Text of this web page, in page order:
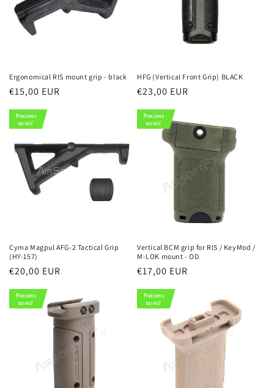
:
Ergonomical RIS mount grip - black
Parastā
€15,00 EUR
HFG (Vertical Front Grip) BLACK
Parastā
€23,00 EUR
Pieejams
uzreiz!
Cyma Magpul AFG-2 Tactical Grip
(HY-157)
Parastā
€20,00 EUR
Pieejams
uzreiz!
Vertical BCM grip for RIS / KeyMod /
M-LOK mount - OD
Parastā
€17,00 EUR
Pieejams
uzreiz!
Pieejams
uzreiz!